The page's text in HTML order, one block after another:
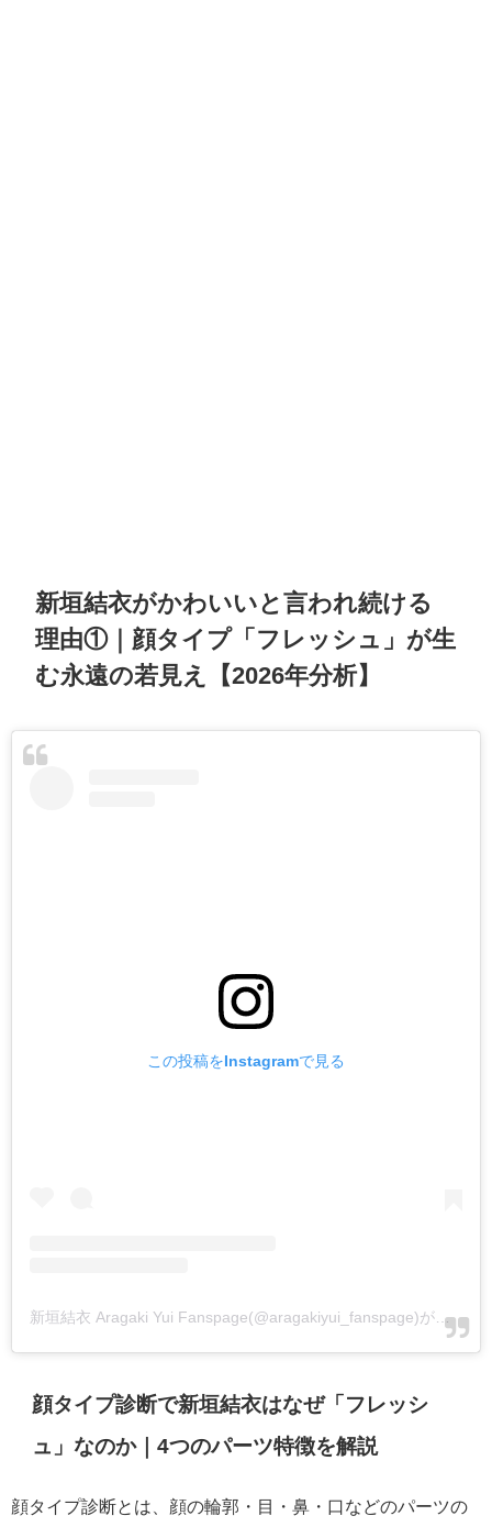
新垣結衣がかわいいと言われ続ける
理由①｜顔タイプ「フレッシュ」が生
む永遠の若見え【2026年分析】
この投稿をInstagramで見る
新垣結衣 Aragaki Yui Fanspage(@aragakiyui_fanspage)がシェアした投稿
顔タイプ診断で新垣結衣はなぜ「フレッシ
ュ」なのか｜4つのパーツ特徴を解説
顔タイプ診断とは、顔の輪郭・目・鼻・口などのパーツの